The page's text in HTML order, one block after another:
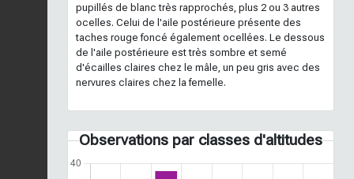
pupillés de blanc très rapprochés, plus 2 ou 3 autres
ocelles. Celui de l'aile postérieure présente des
taches rouge foncé également ocellées. Le dessous
de l'aile postérieure est très sombre et semé
d'écailles claires chez le mâle, un peu gris avec des
nervures claires chez la femelle.
Observations par classes d'altitudes